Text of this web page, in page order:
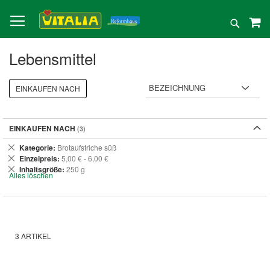
zum
Inhalt
Suche
Lebensmittel
3 ARTIKEL
EINKAUFEN NACH
EINKAUFEN NACH
Kategorie Brotaufstriche süß
Dies
entfernen
Einzelpreis 5,00 € - 6,00 €
Dies
entfernen
Inhaltsgröße 250 g
Dies
entfernen
Alles löschen